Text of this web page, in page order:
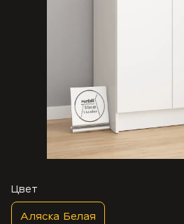
Цвет
Аляска Белая